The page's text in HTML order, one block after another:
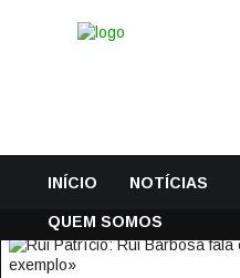
INÍCIO NOTÍCIAS
QUEM SOMOS